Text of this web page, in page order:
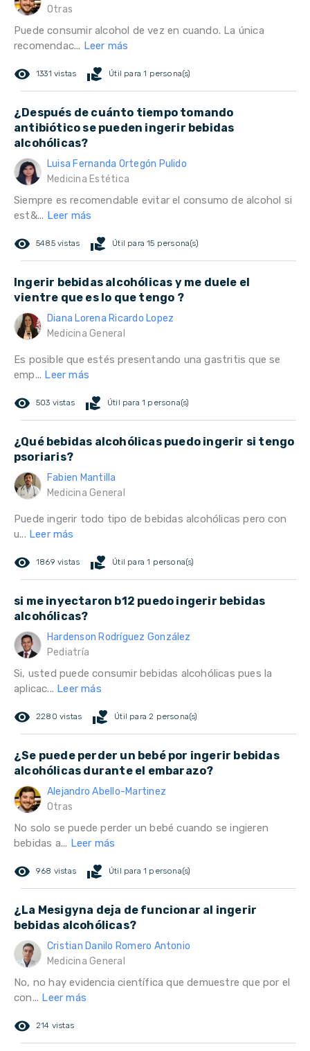
Otras
Puede consumir alcohol de vez en cuando. La única
recomendac... Leer más
remove_red_eye 1331 vistas volunteer_activism Útil para 1 persona(s)
¿Después de cuánto tiempo tomando
antibiótico se pueden ingerir bebidas
alcohólicas?
Luisa Fernanda Ortegón Pulido
Medicina Estética
Siempre es recomendable evitar el consumo de alcohol si
est&... Leer más
remove_red_eye 5485 vistas volunteer_activism Útil para 15 persona(s)
Ingerir bebidas alcohólicas y me duele el
vientre que es lo que tengo ?
Diana Lorena Ricardo Lopez
Medicina General
Es posible que estés presentando una gastritis que se
emp... Leer más
remove_red_eye 503 vistas volunteer_activism Útil para 1 persona(s)
¿Qué bebidas alcohólicas puedo ingerir si tengo
psoriaris?
Fabien Mantilla
Medicina General
Puede ingerir todo tipo de bebidas alcohólicas pero con
u... Leer más
remove_red_eye 1869 vistas volunteer_activism Útil para 1 persona(s)
si me inyectaron b12 puedo ingerir bebidas
alcohólicas?
Hardenson Rodríguez González
Pediatría
Si, usted puede consumir bebidas alcohólicas pues la
aplicac... Leer más
remove_red_eye 2280 vistas volunteer_activism Útil para 2 persona(s)
¿Se puede perder un bebé por ingerir bebidas
alcohólicas durante el embarazo?
Alejandro Abello-Martinez
Otras
No solo se puede perder un bebé cuando se ingieren
bebidas a... Leer más
remove_red_eye 968 vistas volunteer_activism Útil para 1 persona(s)
¿La Mesigyna deja de funcionar al ingerir
bebidas alcohólicas?
Cristian Danilo Romero Antonio
Medicina General
No, no hay evidencia científica que demuestre que por el
con... Leer más
remove_red_eye 214 vistas